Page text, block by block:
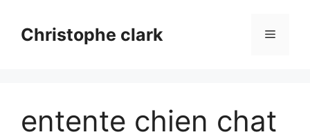
contenuChristophe clark Menu
entente chien chat